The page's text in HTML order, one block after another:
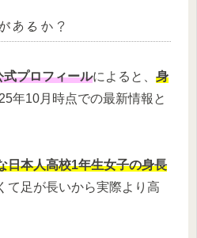
あるか？
プロフィールによると、 身
年10月時点での最新情報と
日本人高校1年生女子の身長
て足が長いから実際より高